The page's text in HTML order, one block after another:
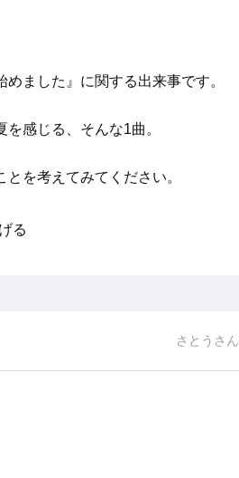
ました』に関する出来事です。
感じる、そんな1曲。
を考えてみてください。
る
さとうさん